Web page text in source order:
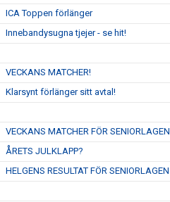
ICA Toppen förlänger
Innebandysugna tjejer - se hit!
VECKANS MATCHER!
Klarsynt förlänger sitt avtal!
VECKANS MATCHER FÖR SENIORLAGEN
ÅRETS JULKLAPP?
HELGENS RESULTAT FÖR SENIORLAGEN